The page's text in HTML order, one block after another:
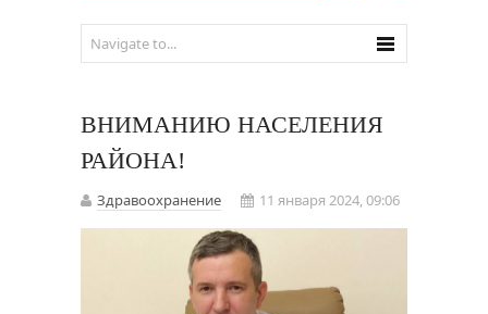
ВНИМАНИЮ НАСЕЛЕНИЯ
РАЙОНА!
Здравоохранение 11 января 2024, 09:06